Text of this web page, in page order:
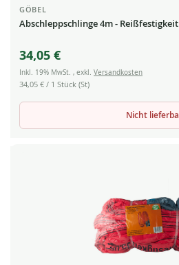
GÖBEL
Abschleppschlinge 4m - Reißfestigkeit
34,05 €
Inkl. 19% MwSt. , exkl. Versandkosten
34,05 € / 1 Stück (St)
Nicht